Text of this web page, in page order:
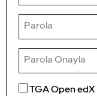
Parola
Parola Onayla
TGA Open edX